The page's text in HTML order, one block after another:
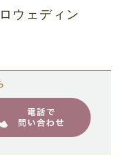
ウェディン